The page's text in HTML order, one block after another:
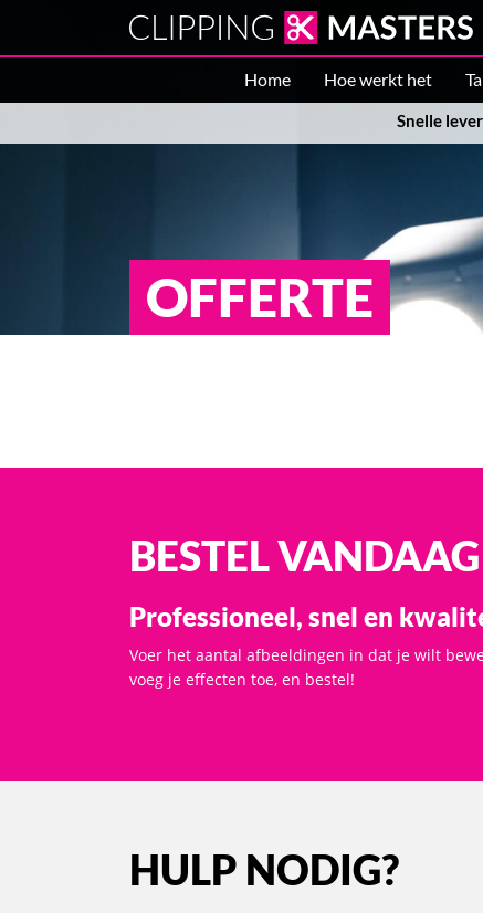
Home Hoe werkt het
Snelle
OFFERTE
BESTEL
Professioneel, snel en
Voer het aantal afbeeldingen in dat je wilt
voeg je effecten toe, en bestel!
HULP NODIG?